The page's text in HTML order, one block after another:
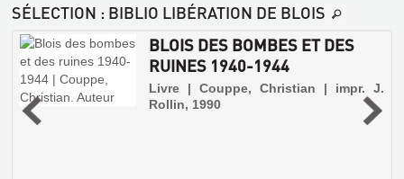
SÉLECTION : BIBLIO LIBÉRATION DE BLOIS
BLOIS DES BOMBES ET DES
RUINES 1940-1944
Livre | Couppe, Christian | impr. J.
Rollin, 1990